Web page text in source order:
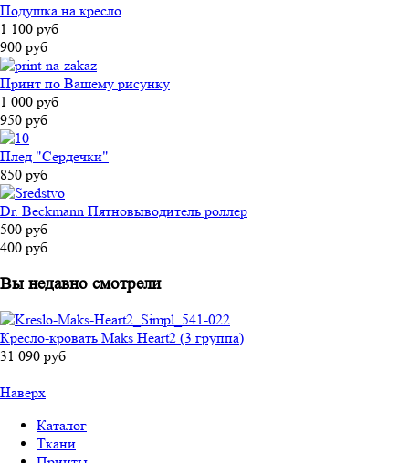
Подушка на кресло
1 100 руб
900 руб
Принт по Вашему рисунку
1 000 руб
950 руб
Плед "Сердечки"
850 руб
Dr. Beckmann Пятновыводитель роллер
500 руб
400 руб
Вы недавно смотрели
Кресло-кровать Maks Heart2 (3 группа)
31 090 руб
Наверх
Каталог
Ткани